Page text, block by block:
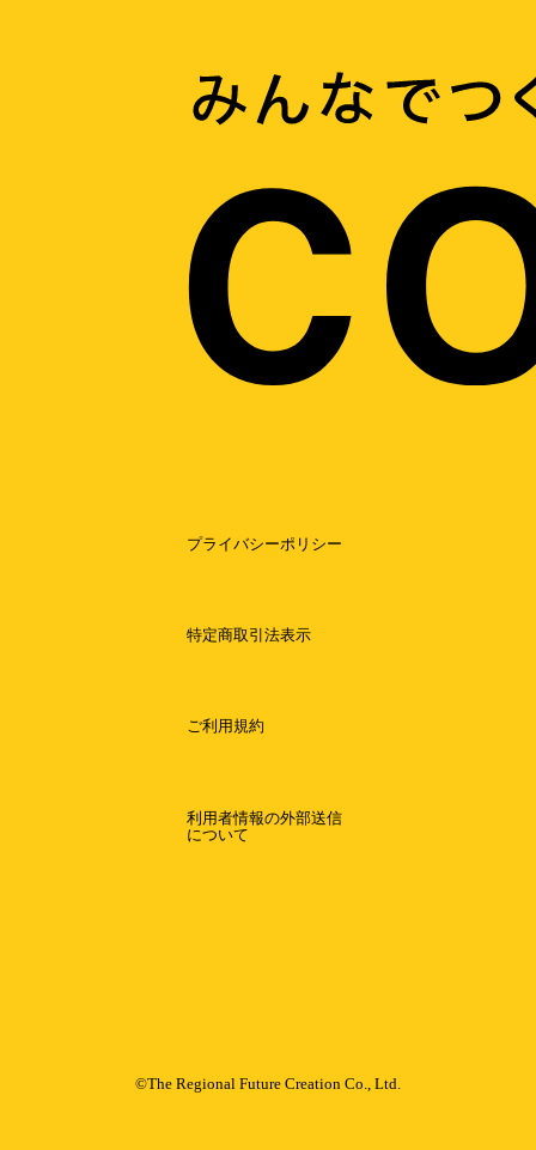
プライバシーポリシー
特定商取引法表示
ご利用規約
利用者情報の外部送信
について
©The Regional Future Creation Co., Ltd.